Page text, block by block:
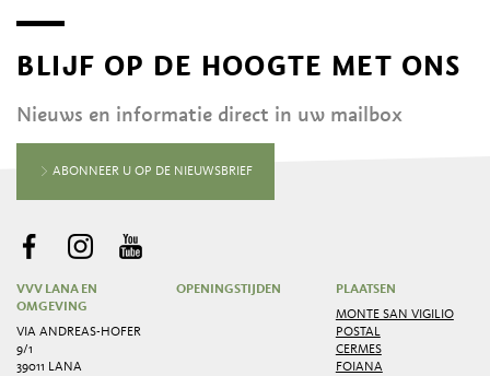
BLIJF OP DE HOOGTE MET ONS
Nieuws en informatie direct in uw mailbox
ABONNEER U OP DE NIEUWSBRIEF
VVV LANA EN
OMGEVING
VIA ANDREAS-HOFER
9/1
39011 LANA
OPENINGSTIJDEN
PLAATSEN
MONTE SAN VIGILIO
POSTAL
CERMES
FOIANA